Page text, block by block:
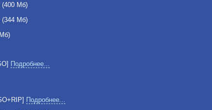
(400 Мб)
(344 Мб)
Подробнее...
Подробнее...